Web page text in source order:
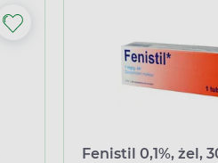
Fenistil 0,1%, żel,